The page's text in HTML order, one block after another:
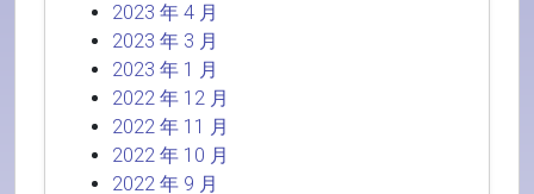
2023 年 4 月
2023 年 3 月
2023 年 1 月
2022 年 12 月
2022 年 11 月
2022 年 10 月
2022 年 9 月